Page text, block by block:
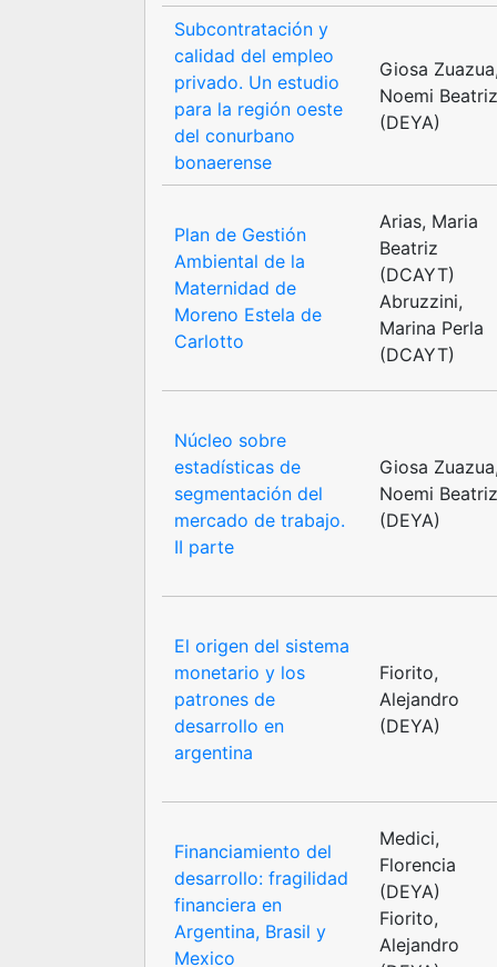
Subcontratación y
calidad del empleo
privado. Un estudio
para la región oeste
del conurbano
bonaerense
Giosa
Noemi
(DEYA)
Plan de Gestión
Ambiental de la
Maternidad de
Moreno Estela de
Carlotto
Arias, Maria
Beatriz
(DCAYT)
Abruzzini,
Marina Perla
(DCAYT)
Núcleo sobre
estadísticas de
segmentación del
mercado de trabajo.
II parte
Giosa
Noemi
(DEYA)
El origen del sistema
monetario y los
patrones de
desarrollo en
argentina
Fiorito,
Alejandro
(DEYA)
Financiamiento del
desarrollo: fragilidad
financiera en
Argentina, Brasil y
Mexico
Medici,
Florencia
(DEYA)
Fiorito,
Alejandro